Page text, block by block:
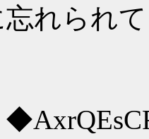
忘れられ